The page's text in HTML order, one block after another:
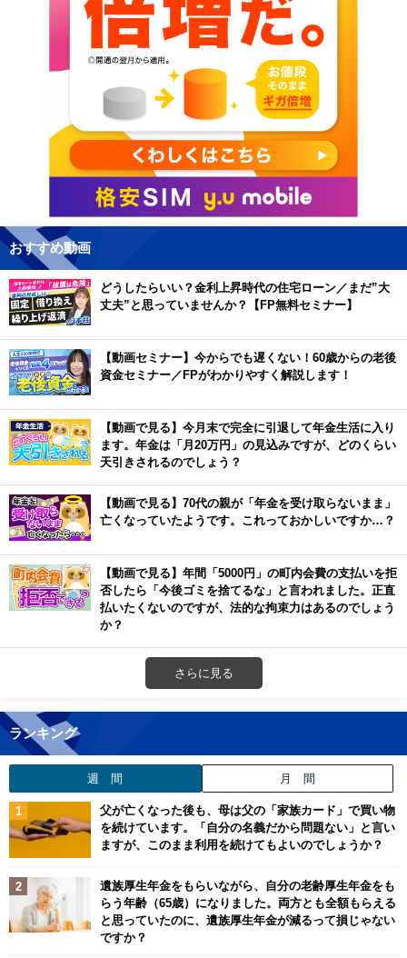
おすすめ動画
どうしたらいい？金利上昇時代の住宅ローン／まだ”大
丈夫”と思っていませんか？【FP無料セミナー】
【動画セミナー】今からでも遅くない！60歳からの老後
資金セミナー／FPがわかりやすく解説します！
【動画で見る】今月末で完全に引退して年金生活に入り
ます。年金は「月20万円」の見込みですが、どのくらい
天引きされるのでしょう？
【動画で見る】70代の親が「年金を受け取らないまま」
亡くなっていたようです。これっておかしいですか…？
【動画で見る】年間「5000円」の町内会費の支払いを拒
否したら「今後ゴミを捨てるな」と言われました。正直
払いたくないのですが、法的な拘束力はあるのでしょう
か？
さらに見る
ランキング
週 間 月 間
父が亡くなった後も、母は父の「家族カード」で買い物
を続けています。「自分の名義だから問題ない」と言い
ますが、このまま利用を続けてもよいのでしょうか？
遺族厚生年金をもらいながら、自分の老齢厚生年金をも
らう年齢（65歳）になりました。両方とも全額もらえる
と思っていたのに、遺族厚生年金が減るって損じゃない
ですか？